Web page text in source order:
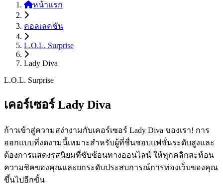
หน้าแรก
คอลเลคชัน
L.O.L. Surprise
Lady Diva
L.O.L. Surprise
เคอร์เซอร์ Lady Diva
ก้าวเข้าสู่ความสง่างามกับเคอร์เซอร์ Lady Diva ของเรา! การ
ออกแบบที่งดงามนี้เหมาะสำหรับผู้ที่ชื่นชอบแฟชั่นระดับสูงและ
ต้องการแสดงรสนิยมที่ซับซ้อนทางออนไลน์ ให้ทุกคลิกสะท้อน
ความชิคของคุณและยกระดับประสบการณ์การท่องเว็บของคุณ
ขึ้นไปอีกขั้น